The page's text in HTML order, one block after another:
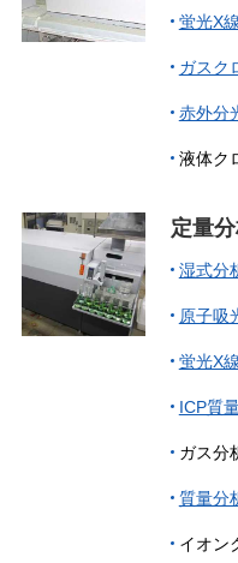
蛍光X
ガスク
赤外分
液体ク
定量
湿式分
原子吸
蛍光X
ICP質
ガス分
質量分
イオン